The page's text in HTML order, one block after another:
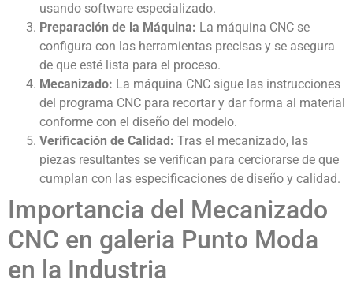
usando software especializado.
Preparación de la Máquina: La máquina CNC se
configura con las herramientas precisas y se asegura
de que esté lista para el proceso.
Mecanizado: La máquina CNC sigue las instrucciones
del programa CNC para recortar y dar forma al material
conforme con el diseño del modelo.
Verificación de Calidad: Tras el mecanizado, las
piezas resultantes se verifican para cerciorarse de que
cumplan con las especificaciones de diseño y calidad.
Importancia del Mecanizado
CNC en galeria Punto Moda
en la Industria